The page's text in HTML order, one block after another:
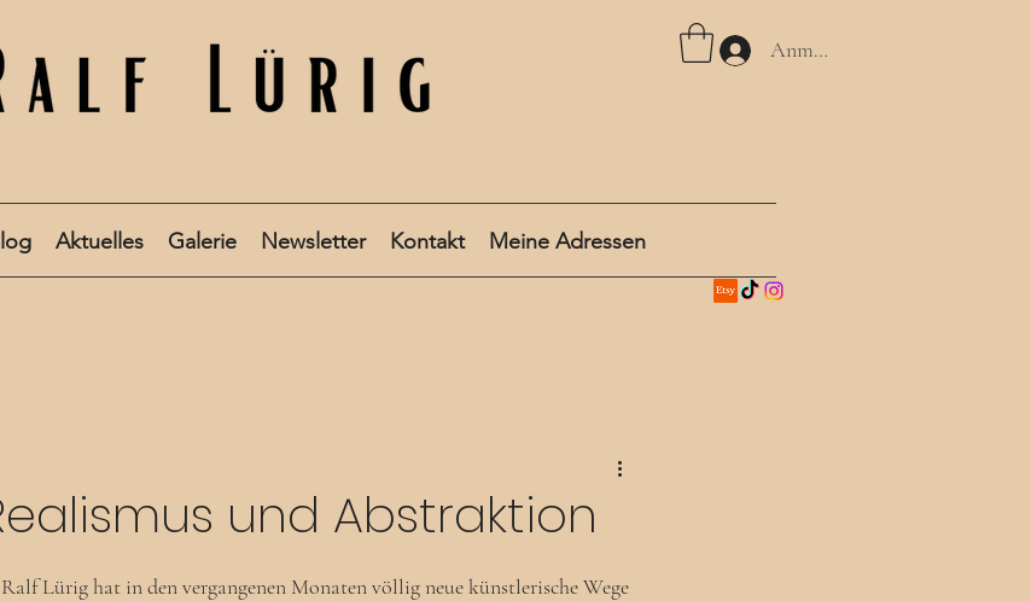
Anmelden
Aktuelles Galerie Newsletter Kontakt Meine Adressen
und Abstraktion
Lürig hat in den vergangenen Monaten völlig neue künstlerische Wege